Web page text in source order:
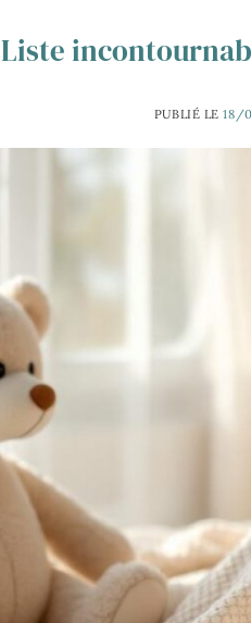
Liste
PUBLIÉ LE18/